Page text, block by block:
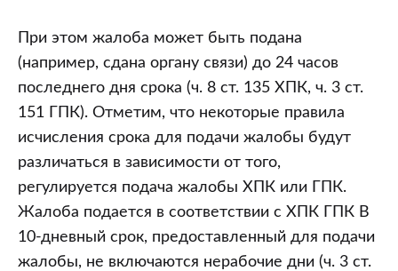
При этом жалоба может быть подана
(например, сдана органу связи) до 24 часов
последнего дня срока (ч. 8 ст. 135 ХПК, ч. 3 ст.
151 ГПК). Отметим, что некоторые правила
исчисления срока для подачи жалобы будут
различаться в зависимости от того,
регулируется подача жалобы ХПК или ГПК.
Жалоба подается в соответствии с ХПК ГПК В
10-дневный срок, предоставленный для подачи
жалобы, не включаются нерабочие дни (ч. 3 ст.